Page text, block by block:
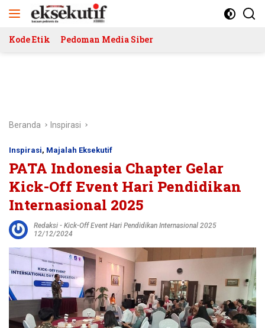
Kode Etik Pedoman Media Siber
Beranda Inspirasi
Inspirasi, Majalah Eksekutif
PATA Indonesia Chapter Gelar
Kick-Off Event Hari Pendidikan
Internasional 2025
Redaksi - Kick-Off Event Hari Pendidikan Internasional 2025
12/12/2024